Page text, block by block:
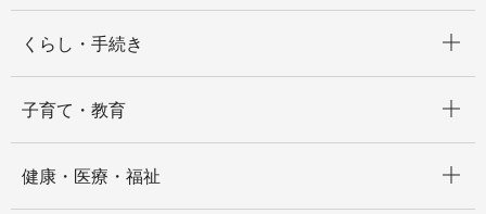
くらし・手続き
子育て・教育
健康・医療・福祉